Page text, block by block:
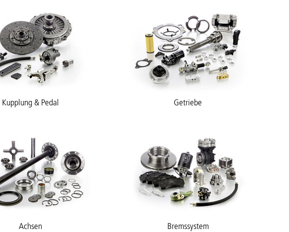
Kupplung & Pedal Getriebe
Achsen Bremssystem